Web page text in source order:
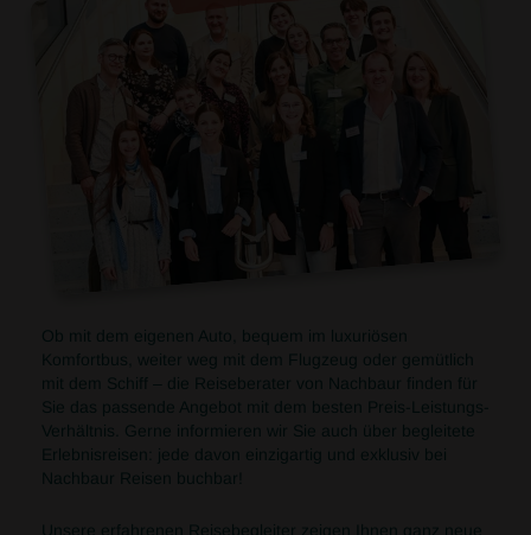
Ob mit dem eigenen Auto, bequem im luxuriösen
Komfortbus, weiter weg mit dem Flugzeug oder gemütlich
mit dem Schiff – die Reiseberater von Nachbaur finden für
Sie das passende Angebot mit dem besten Preis-Leistungs-
Verhältnis. Gerne informieren wir Sie auch über begleitete
Erlebnisreisen: jede davon einzigartig und exklusiv bei
Nachbaur Reisen buchbar!
Unsere erfahrenen Reisebegleiter zeigen Ihnen ganz neue